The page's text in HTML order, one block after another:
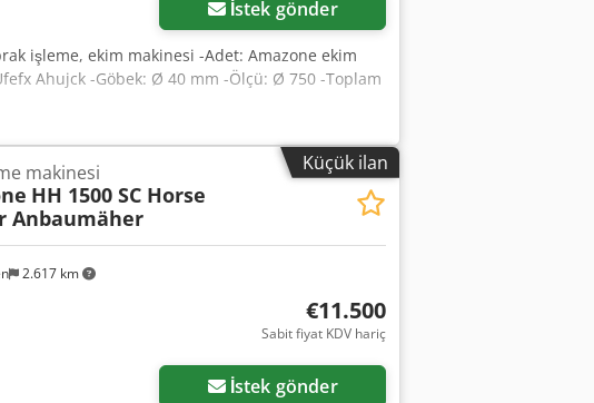
İstek gönder
işleme, ekim makinesi -Adet: Amazone ekim
Ahujck -Göbek: Ø 40 mm -Ölçü: Ø 750 -Toplam
Küçük ilan
2.617 km
makinesi
HH 1500 SC Horse
Anbaumäher
€11.500
Sabit fiyat KDV hariç
İstek gönder